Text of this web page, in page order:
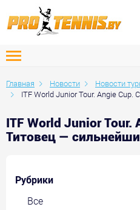
Главная Новости
Новости
ITF World Junior Tour. Angie Cup.
ITF World Junior Tour.
Титовец —
Рубрики
Все